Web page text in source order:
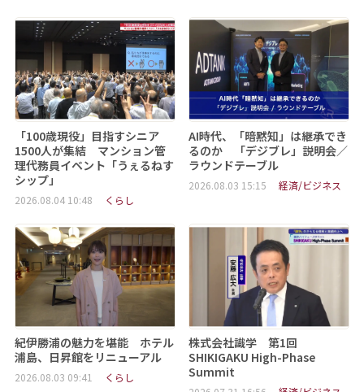
「100歳現役」目指すシニア
1500人が集結 マンション管
理代務員イベント「うぇるねす
シップ」
2026.08.04 10:48 くらし
AI時代、「暗黙知」は継承でき
るのか 「デジブレ」説明会／
ラウンドテーブル
2026.08.03 15:15 経済/ビジネス
紀伊勝浦の魅力を堪能 ホテル
浦島、日昇館をリニューアル
2026.08.03 09:41 くらし
株式会社識学 第1回
SHIKIGAKU High-Phase
Summit